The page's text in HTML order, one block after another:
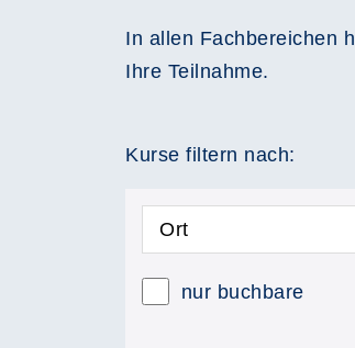
In allen Fachbereichen
Ihre Teilnahme.
Kurse filtern nach:
Ort
nur buchbare